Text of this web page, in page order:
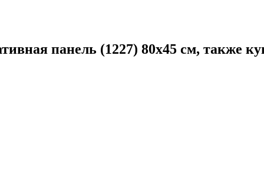
панель (1227) 80х45 cм, также